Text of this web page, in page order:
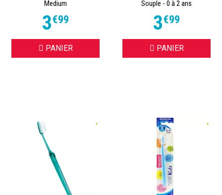
Medium
3€99
PANIER
Souple - 0 à 2 ans
3€99
PANIER